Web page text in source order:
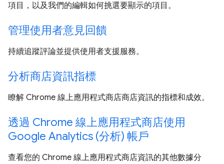
項目，以及我們的編輯如何挑選要顯示的項目。
管理使用者意見回饋
持續追蹤評論並提供使用者支援服務。
分析商店資訊指標
瞭解 Chrome 線上應用程式商店商店資訊的指標和成效。
透過 Chrome 線上應用程式商店使用
Google Analytics (分析) 帳戶
查看您的 Chrome 線上應用程式商店資訊的其他數據分